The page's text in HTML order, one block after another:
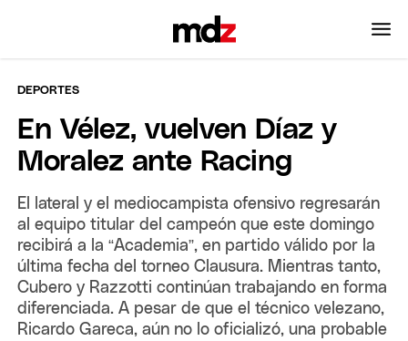
DEPORTES
En Vélez, vuelven Díaz y
Moralez ante Racing
El lateral y el mediocampista ofensivo regresarán
al equipo titular del campeón que este domingo
recibirá a la “Academia”, en partido válido por la
última fecha del torneo Clausura. Mientras tanto,
Cubero y Razzotti continúan trabajando en forma
diferenciada. A pesar de que el técnico velezano,
Ricardo Gareca, aún no lo oficializó, una probable